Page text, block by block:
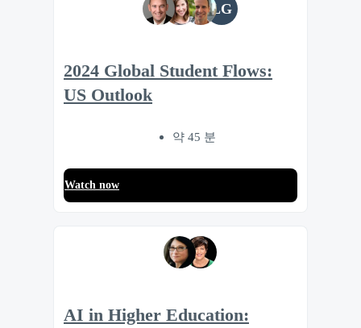
LG
2024 Global Student Flows:
US Outlook
약 45 분
Watch now
AI in Higher Education: